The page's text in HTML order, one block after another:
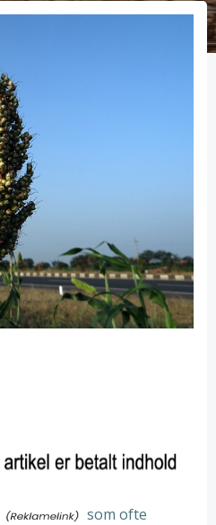
som ofte